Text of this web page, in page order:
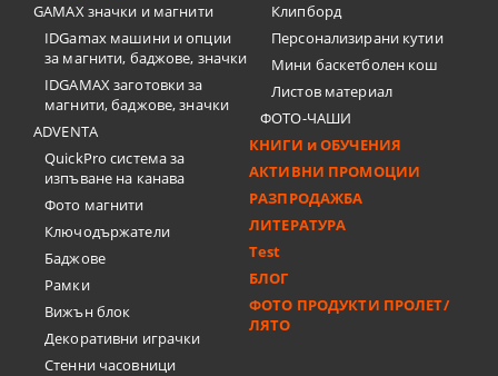
GAMAX значки и магнити
IDGamax машини и опции
за магнити, баджове, значки
IDGAMAX заготовки за
магнити, баджове, значки
ADVENTA
QuickPro система за
изпъване на канава
Фото магнити
Ключодържатели
Баджове
Рамки
Вижън блок
Декоративни играчки
Стенни часовници
Клипборд
Персонализирани кутии
Мини баскетболен кош
Листов материал
ФОТО-ЧАШИ
КНИГИ и ОБУЧЕНИЯ
АКТИВНИ ПРОМОЦИИ
РАЗПРОДАЖБА
ЛИТЕРАТУРА
Test
БЛОГ
ФОТО ПРОДУКТИ ПРОЛЕТ/
ЛЯТО